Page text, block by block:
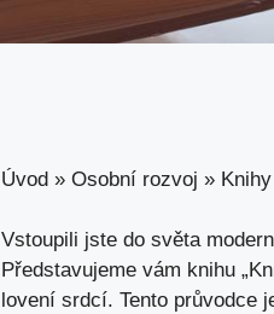
Úvod » Osobní rozvoj »
Vstoupili jste do ‍světa
Představujeme⁣ vám knihu
lovení⁤ srdcí. Tento průvodce